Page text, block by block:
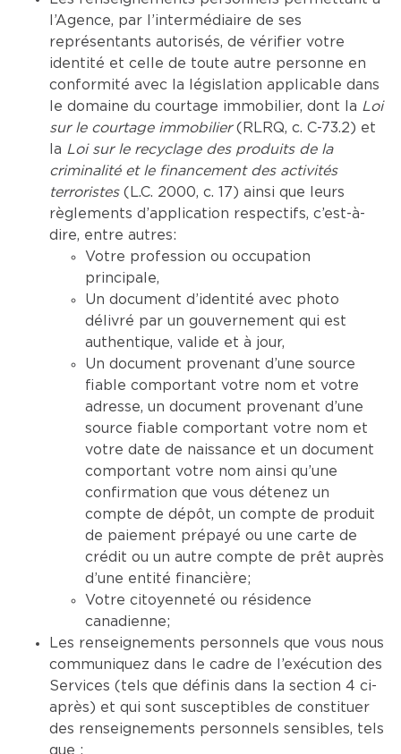
l’Agence, par l’intermédiaire de ses
représentants autorisés, de vérifier votre
identité et celle de toute autre personne en
conformité avec la législation applicable dans
le domaine du courtage immobilier, dont la Loi
sur le courtage immobilier(RLRQ, c. C-73.2) et
la Loi sur le recyclage des produits de la
criminalité et le financement des activités
terroristes(L.C. 2000, c. 17) ainsi que leurs
règlements d’application respectifs, c’est-à-
dire, entre autres:
Votre profession ou occupation
principale,
Un document d’identité avec photo
délivré par un gouvernement qui est
authentique, valide et à jour,
Un document provenant d’une source
fiable comportant votre nom et votre
adresse, un document provenant d’une
source fiable comportant votre nom et
votre date de naissance et un document
comportant votre nom ainsi qu’une
confirmation que vous détenez un
compte de dépôt, un compte de produit
de paiement prépayé ou une carte de
crédit ou un autre compte de prêt auprès
d’une entité financière;
Votre citoyenneté ou résidence
canadienne;
Les renseignements personnels que vous nous
communiquez dans le cadre de l’exécution des
Services (tels que définis dans la section 4 ci-
après) et qui sont susceptibles de constituer
des renseignements personnels sensibles, tels
que :